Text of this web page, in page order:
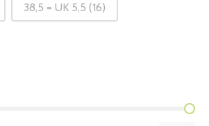
38,5 = UK 5,5 (16)